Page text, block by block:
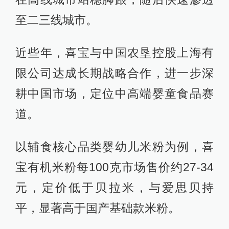
至二三线城市。
近些年，喜宝与中国农垦控股上海有
限公司达成长期战略合作，进一步深
耕中国市场，定位中高端婴童食品赛
道。
以辅食核心品类婴幼儿米粉为例，喜
宝有机米粉每100克市场售价约27-34
元，定价低于贝拉米，与爱思贝持
平，显著高于国产基础款米粉。